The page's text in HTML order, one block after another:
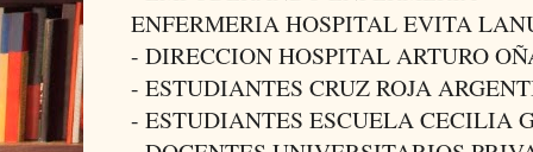
ENFERMERIA HOSPITAL EVITA
- DIRECCION HOSPITAL ARTURO
- ESTUDIANTES CRUZ ROJA
- ESTUDIANTES ESCUELA CECILIA